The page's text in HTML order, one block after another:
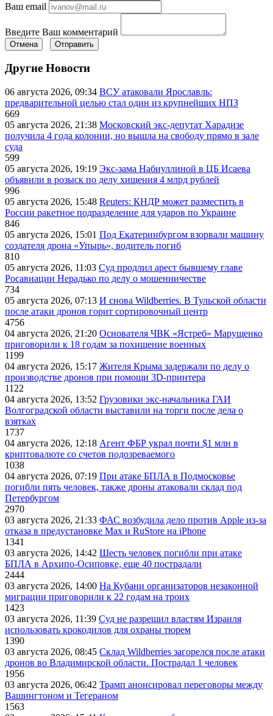
Ваш email
Введите Ваш комментарий
Отмена Отправить
Другие Новости
06 августа 2026, 09:34 ВСУ атаковали Ярославль:
предварительной целью стал один из крупнейших НПЗ
669
05 августа 2026, 21:38 Московский экс-депутат Харадизе
получила 4 года колонии, но вышла на свободу прямо в зале
суда
599
05 августа 2026, 19:19 Экс-зама Набиуллиной в ЦБ Исаева
объявили в розыск по делу хищения 4 млрд рублей
996
05 августа 2026, 15:48 Reuters: КНДР может разместить в
России ракетное подразделение для ударов по Украине
846
05 августа 2026, 15:01 Под Екатеринбургом взорвали машину
создателя дрона «Упырь», водитель погиб
810
05 августа 2026, 11:03 Суд продлил арест бывшему главе
Росавиации Нерадько по делу о мошенничестве
734
05 августа 2026, 07:13 И снова Wildberries. В Тульской области
после атаки дронов горит сортировочный центр
4756
04 августа 2026, 21:20 Основателя ЧВК «Ястреб» Марущенко
приговорили к 18 годам за похищение военных
1199
04 августа 2026, 15:17 Жителя Крыма задержали по делу о
производстве дронов при помощи 3D‑принтера
1122
04 августа 2026, 13:52 Грузовики экс-начальника ГАИ
Волгоградской области выставили на торги после дела о
взятках
1737
04 августа 2026, 12:18 Агент ФБР украл почти $1 млн в
криптовалюте со счетов подозреваемого
1038
04 августа 2026, 07:19 При атаке БПЛА в Подмосковье
погибли пять человек, также дроны атаковали склад под
Петербургом
2970
03 августа 2026, 21:33 ФАС возбудила дело против Apple из-за
отказа в предустановке Max и RuStore на iPhone
1341
03 августа 2026, 14:42 Шесть человек погибли при атаке
БПЛА в Архипо-Осиповке, еще 40 пострадали
2444
03 августа 2026, 14:00 На Кубани организаторов незаконной
миграции приговорили к 22 годам на троих
1423
03 августа 2026, 11:39 Суд не разрешил властям Израиля
использовать крокодилов для охраны тюрем
1390
03 августа 2026, 08:45 Склад Wildberries загорелся после атаки
дронов во Владимирской области. Пострадал 1 человек
1956
03 августа 2026, 06:42 Трамп анонсировал переговоры между
Вашингтоном и Тегераном
1563